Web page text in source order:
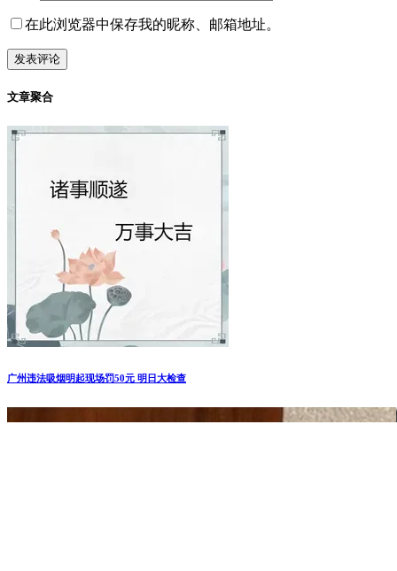
在此浏览器中保存我的昵称、邮箱地址。
文章聚合
广州违法吸烟明起现场罚50元 明日大检查